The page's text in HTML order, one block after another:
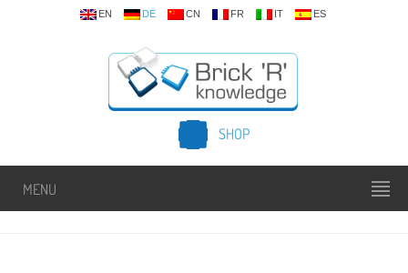
EN DE CN FR IT ES
SHOP
MENU